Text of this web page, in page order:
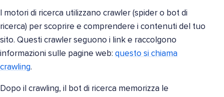
I motori di ricerca utilizzano crawler (spider o bot di
ricerca) per scoprire e comprendere i contenuti del tuo
sito. Questi crawler seguono i link e raccolgono
informazioni sulle pagine web: questo si chiama
crawling.
Dopo il crawling, il bot di ricerca memorizza le